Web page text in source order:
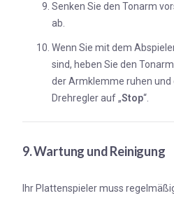
Senken Sie den Tonarm
ab.
Wenn Sie mit dem
sind, heben Sie den
der Armklemme ruhen
Drehregler auf „Stop“.
9. Wartung und Reinigung
Ihr Plattenspieler muss